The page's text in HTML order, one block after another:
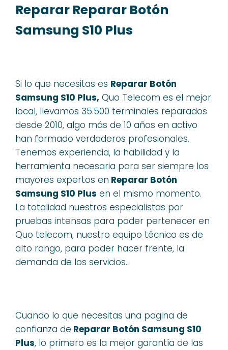
Reparar Reparar Botón
Samsung S10 Plus
Si lo que necesitas es Reparar Botón
Samsung S10 Plus, Quo Telecom es el mejor
local, llevamos 35.500 terminales reparados
desde 2010, algo más de 10 años en activo
han formado verdaderos profesionales.
Tenemos experiencia, la habilidad y la
herramienta necesaria para ser siempre los
mayores expertos en Reparar Botón
Samsung S10 Plus en el mismo momento.
La totalidad nuestros especialistas por
pruebas intensas para poder pertenecer en
Quo telecom, nuestro equipo técnico es de
alto rango, para poder hacer frente, la
demanda de los servicios..
Cuando lo que necesitas una pagina de
confianza de Reparar Botón Samsung S10
Plus, lo primero es la mejor garantía de las